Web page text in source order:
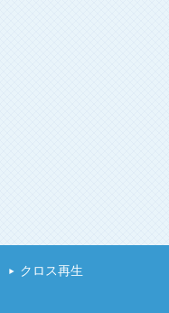
クロス再生